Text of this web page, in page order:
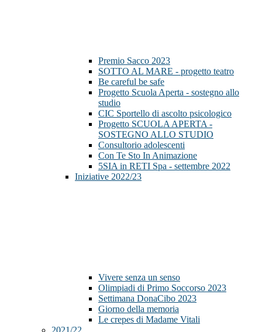
Premio Sacco 2023
SOTTO AL MARE - progetto teatro
Be careful be safe
Progetto Scuola Aperta - sostegno allo
studio
CIC Sportello di ascolto psicologico
Progetto SCUOLA APERTA -
SOSTEGNO ALLO STUDIO
Consultorio adolescenti
Con Te Sto In Animazione
5SIA in RETI Spa - settembre 2022
Iniziative 2022/23
Vivere senza un senso
Olimpiadi di Primo Soccorso 2023
Settimana DonaCibo 2023
Giorno della memoria
Le crepes di Madame Vitali